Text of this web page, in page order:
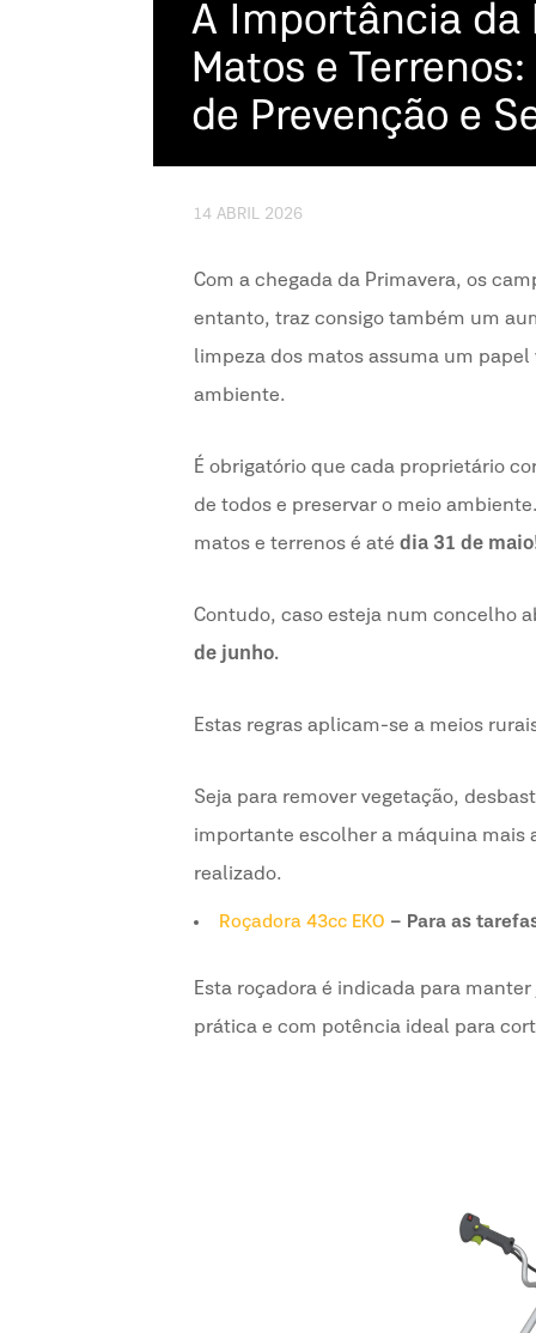
A Importância da
Matos e
de Prevenção e
14 ABRIL 2026
Com a chegada da Primavera, os
entanto, traz consigo também um
limpeza dos matos assuma um
ambiente.
É obrigatório que cada proprietário
de todos e preservar o meio ambiente.
matos e terrenos é até dia 31 de
Contudo, caso esteja num concelho
de junho.
Estas regras aplicam-se a meios
Seja para remover vegetação,
importante escolher a máquina mais
realizado.
Roçadora 43cc EKO – Para as
Esta roçadora é indicada para
prática e com potência ideal para